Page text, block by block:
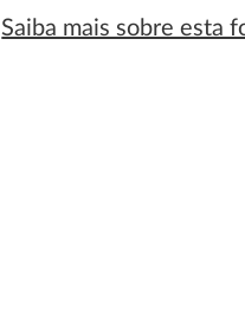
Saiba mais sobre esta